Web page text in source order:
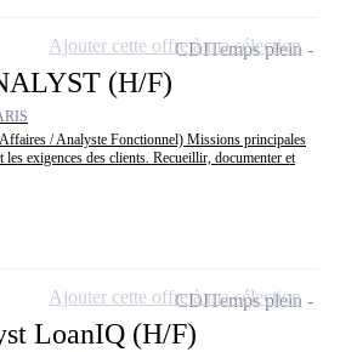
(H/F)
/ Analyste Fonctionnel) Missions principales
les exigences des clients. Recueillir, documenter et
CDITemps plein
Ajouter cette offre à ma sélection
LoanIQ (H/F)
CDITemps plein
Ajouter cette offre à ma sélection